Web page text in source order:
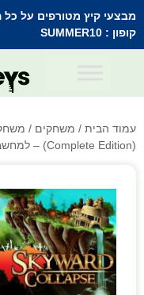
מבצעי קיץ מטורפים על כל
קופון : SUMMER10
עמוד הבית / משחקים /
(Complete Edition) – למחשב